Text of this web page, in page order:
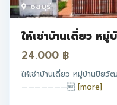
ชลบุรี
ให้เช่าบ้านเดี่ยว ห
24.000 ฿
ให้เช่าบ้านเดี่ยว หมู่บ้านปิย
——————— [more]